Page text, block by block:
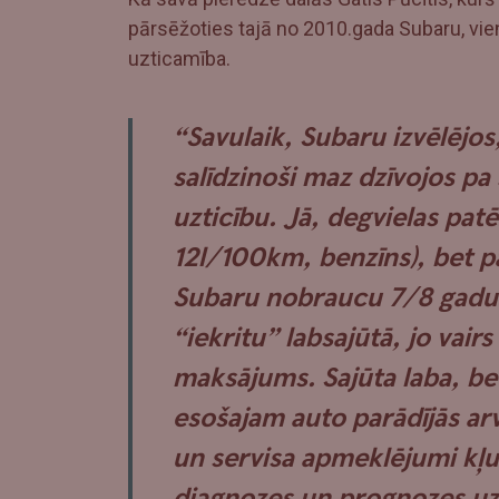
pārsēžoties tajā no 2010.gada Subaru,
uzticamība.
“Savulaik, Subaru
salīdzinoši maz dzīvojos
uzticību. Jā, degvielas
12l/100km, benzīns), bet
Subaru nobraucu 7/8
“iekritu” labsajūtā, jo
maksājums. Sajūta laba,
esošajam auto parādījās
un servisa apmeklējumi